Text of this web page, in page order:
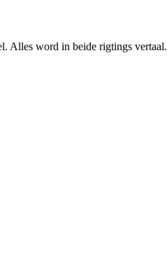
Alles word in beide rigtings vertaal.